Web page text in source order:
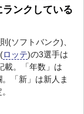
ンクしている
(ソフトバンク)、
ロッテ)の3選手は
載。「年数」は
「新」は新人ま